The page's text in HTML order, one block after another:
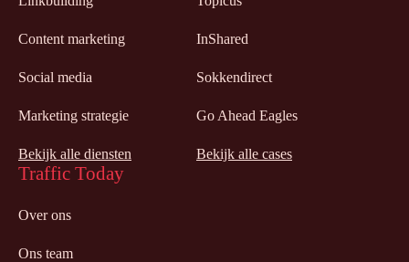
Content marketing
Social media
Marketing strategie
Bekijk alle diensten
InShared
Sokkendirect
Go Ahead Eagles
Bekijk alle cases
Traffic Today
Over ons
Ons team